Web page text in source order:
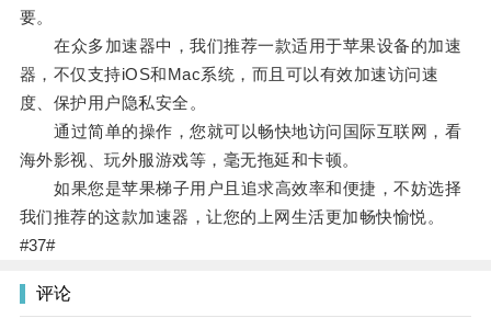
要。
在众多加速器中，我们推荐一款适用于苹果设备的加速
器，不仅支持iOS和Mac系统，而且可以有效加速访问速
度、保护用户隐私安全。
通过简单的操作，您就可以畅快地访问国际互联网，看
海外影视、玩外服游戏等，毫无拖延和卡顿。
如果您是苹果梯子用户且追求高效率和便捷，不妨选择
我们推荐的这款加速器，让您的上网生活更加畅快愉悦。
#37#
评论